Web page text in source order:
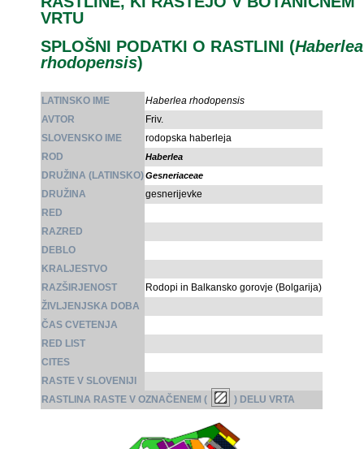
VRTU
SPLOŠNI PODATKI O RASTLINI (Haberlea
rhodopensis)
LATINSKO IME
Haberlea rhodopensis
AVTOR
Friv.
SLOVENSKO IME
rodopska haberleja
ROD
Haberlea
DRUŽINA (LATINSKO)Gesneriaceae
DRUŽINA
gesnerijevke
RED
RAZRED
DEBLO
KRALJESTVO
RAZŠIRJENOST
Rodopi in Balkansko gorovje (Bolgarija)
ŽIVLJENJSKA DOBA
ČAS CVETENJA
RED LIST
CITES
RASTE V SLOVENIJI
RASTLINA RASTE V OZNAČENEM (
) DELU VRTA